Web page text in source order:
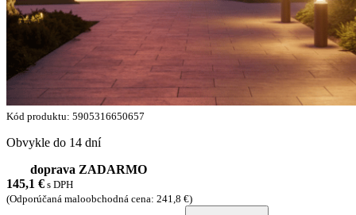
Kód produktu: 5905316650657
Obvykle do 14 dní
doprava ZADARMO
145,1 € s DPH
(Odporúčaná maloobchodná cena: 241,8 €)